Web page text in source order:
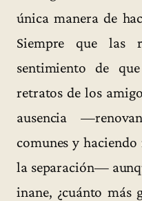
única manera de
Siempre que las
sentimiento de
retratos de los
ausencia
comunes y
la separación—
inane, ¿cuánto más